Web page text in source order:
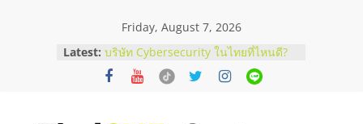
Friday, August 7, 2026
Latest: บริษัท Cybersecurity ในไทยที่ไหนดี?
วิธีเลือกผู้ให้บริการให้คุ้มค่าและตอบ
โจทย์ธุรกิจ